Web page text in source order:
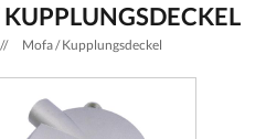
// Mofa / Kupplungsdeckel